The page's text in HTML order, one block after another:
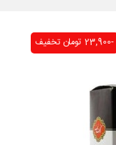
تخفیف -23,900 تومان